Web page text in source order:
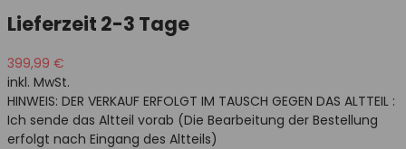
Lieferzeit 2-3 Tage
399,99 €
inkl. MwSt.
HINWEIS: DER VERKAUF ERFOLGT IM TAUSCH GEGEN DAS ALTTEIL :
Ich sende das Altteil vorab (Die Bearbeitung der Bestellung
erfolgt nach Eingang des Altteils)